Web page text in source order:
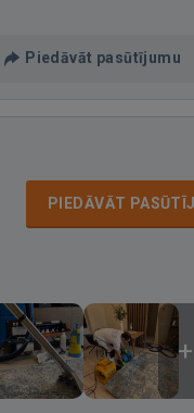
Piedāvāt pasūtījumu
PIEDĀVĀT